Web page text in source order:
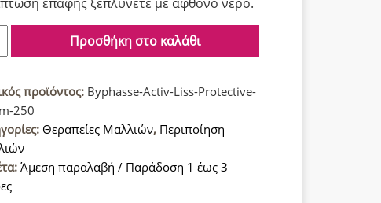
Προσθήκη στο καλάθι
προϊόντος: Byphasse-Activ-Liss-Protective-
250
Θεραπείες Μαλλιών, Περιποίηση
Άμεση παραλαβή / Παράδοση 1 έως 3